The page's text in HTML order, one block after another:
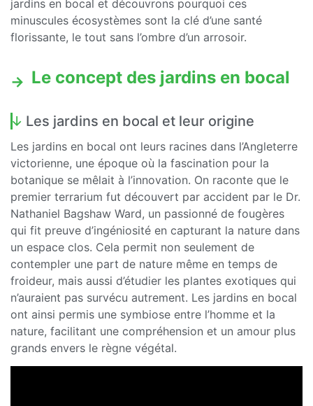
jardins en bocal et découvrons pourquoi ces
minuscules écosystèmes sont la clé d’une santé
florissante, le tout sans l’ombre d’un arrosoir.
Le concept des jardins en bocal
Les jardins en bocal et leur origine
Les jardins en bocal ont leurs racines dans l’Angleterre
victorienne, une époque où la fascination pour la
botanique se mêlait à l’innovation. On raconte que le
premier terrarium fut découvert par accident par le Dr.
Nathaniel Bagshaw Ward, un passionné de fougères
qui fit preuve d’ingéniosité en capturant la nature dans
un espace clos. Cela permit non seulement de
contempler une part de nature même en temps de
froideur, mais aussi d’étudier les plantes exotiques qui
n’auraient pas survécu autrement. Les jardins en bocal
ont ainsi permis une symbiose entre l’homme et la
nature, facilitant une compréhension et un amour plus
grands envers le règne végétal.